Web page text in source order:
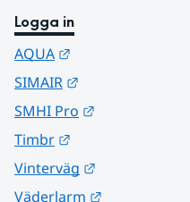
Logga in
AQUA
SIMAIR
SMHI Pro
Timbr
Vinterväg
Väderlarm